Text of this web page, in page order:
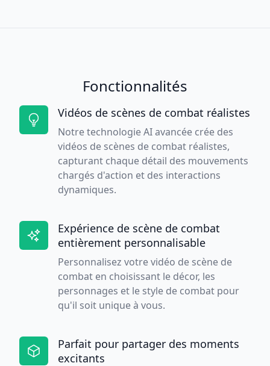
Fonctionnalités
Vidéos de scènes de combat réalistes
Notre technologie AI avancée crée des
vidéos de scènes de combat réalistes,
capturant chaque détail des mouvements
chargés d'action et des interactions
dynamiques.
Expérience de scène de combat
entièrement personnalisable
Personnalisez votre vidéo de scène de
combat en choisissant le décor, les
personnages et le style de combat pour
qu'il soit unique à vous.
Parfait pour partager des moments
excitants